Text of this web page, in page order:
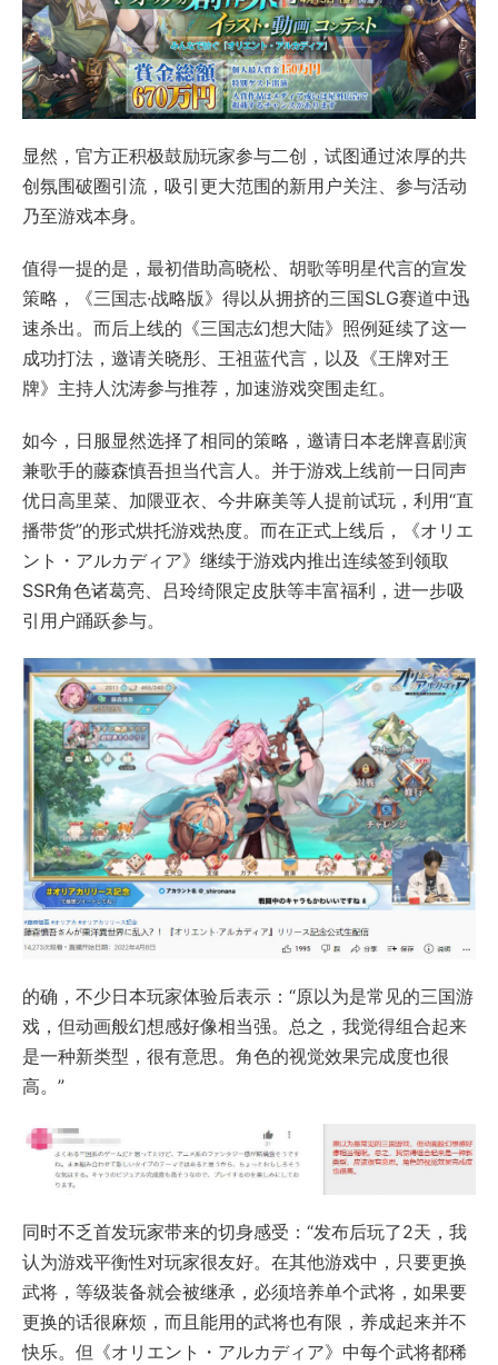
显然，官方正积极鼓励玩家参与二创，试图通过浓厚的共
创氛围破圈引流，吸引更大范围的新用户关注、参与活动
乃至游戏本身。
值得一提的是，最初借助高晓松、胡歌等明星代言的宣发
策略，《三国志·战略版》得以从拥挤的三国SLG赛道中迅
速杀出。而后上线的《三国志幻想大陆》照例延续了这一
成功打法，邀请关晓彤、王祖蓝代言，以及《王牌对王
牌》主持人沈涛参与推荐，加速游戏突围走红。
如今，日服显然选择了相同的策略，邀请日本老牌喜剧演
兼歌手的藤森慎吾担当代言人。并于游戏上线前一日同声
优日高里菜、加隈亚衣、今井麻美等人提前试玩，利用“直
播带货”的形式烘托游戏热度。而在正式上线后，《オリエ
ント・アルカディア》继续于游戏内推出连续签到领取
SSR角色诸葛亮、吕玲绮限定皮肤等丰富福利，进一步吸
引用户踊跃参与。
的确，不少日本玩家体验后表示：“原以为是常见的三国游
戏，但动画般幻想感好像相当强。总之，我觉得组合起来
是一种新类型，很有意思。角色的视觉效果完成度也很
高。”
同时不乏首发玩家带来的切身感受：“发布后玩了2天，我
认为游戏平衡性对玩家很友好。在其他游戏中，只要更换
武将，等级装备就会被继承，必须培养单个武将，如果要
更换的话很麻烦，而且能用的武将也有限，养成起来并不
快乐。但《オリエント・アルカディア》中每个武将都稀